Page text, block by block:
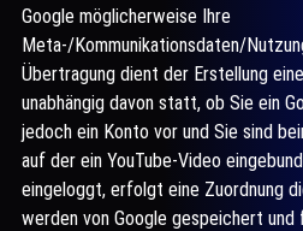
Google möglicherweise Ihre
Meta-/Kommunikationsdaten/
Übertragung dient der Erstellung
unabhängig davon statt, ob Sie ein
jedoch ein Konto vor und Sie sind
auf der ein YouTube-Video
eingeloggt, erfolgt eine Zuordnung
werden von Google gespeichert